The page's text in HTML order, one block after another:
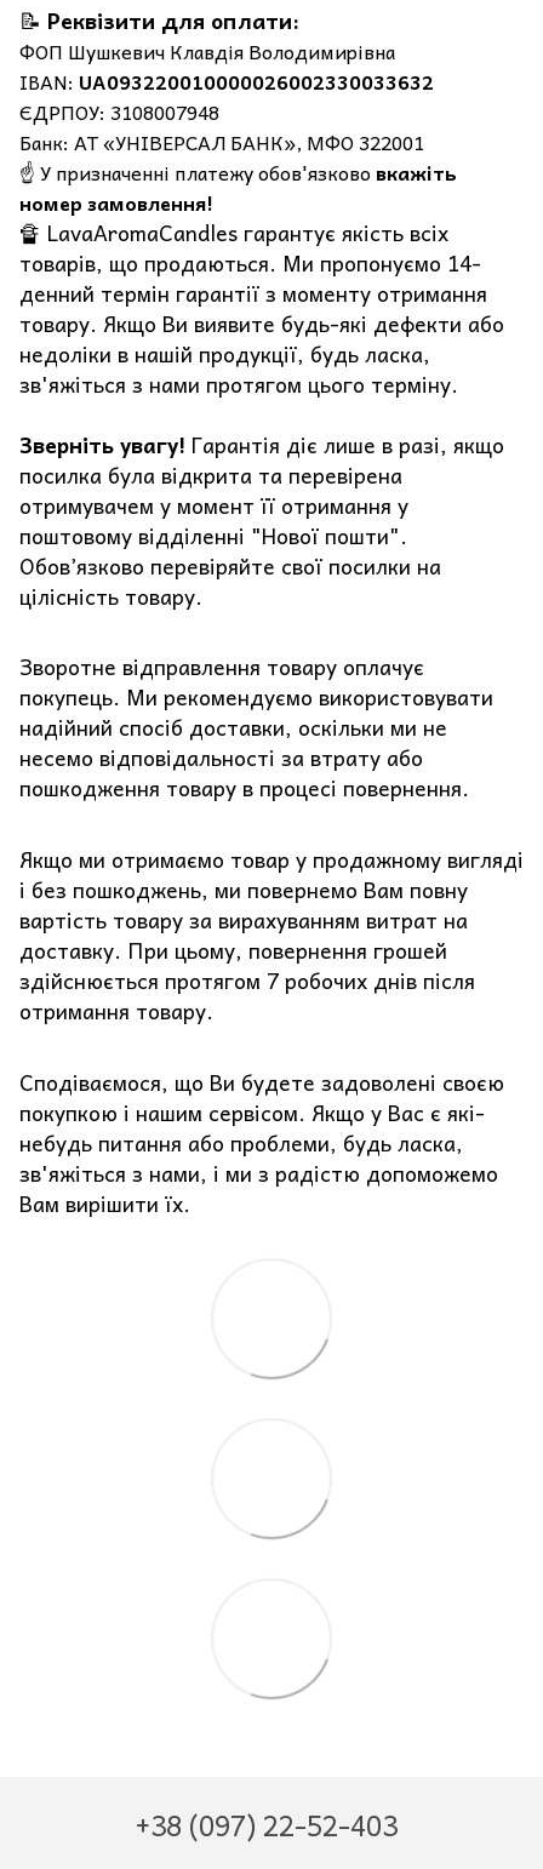
📝 Реквізити для оплати:
ФОП Шушкевич Клавдія Володимирівна
IBAN: UA093220010000026002330033632
ЄДРПОУ: 3108007948
Банк: АТ «УНІВЕРСАЛ БАНК», МФО 322001
☝️ У призначенні платежу обов'язково вкажіть
номер замовлення!
🔏 LavaAromaCandles гарантує якість всіх
товарів, що продаються. Ми пропонуємо 14-
денний термін гарантії з моменту отримання
товару. Якщо Ви виявите будь-які дефекти або
недоліки в нашій продукції, будь ласка,
зв'яжіться з нами протягом цього терміну.
Зверніть увагу! Гарантія діє лише в разі, якщо
посилка була відкрита та перевірена
отримувачем у момент її отримання у
поштовому відділенні "Нової пошти".
Обов’язково перевіряйте свої посилки на
цілісність товару.
Зворотне відправлення товару оплачує
покупець. Ми рекомендуємо використовувати
надійний спосіб доставки, оскільки ми не
несемо відповідальності за втрату або
пошкодження товару в процесі повернення.
Якщо ми отримаємо товар у продажному вигляді
і без пошкоджень, ми повернемо Вам повну
вартість товару за вирахуванням витрат на
доставку. При цьому, повернення грошей
здійснюється протягом 7 робочих днів після
отримання товару.
Сподіваємося, що Ви будете задоволені своєю
покупкою і нашим сервісом. Якщо у Вас є які-
небудь питання або проблеми, будь ласка,
зв'яжіться з нами, і ми з радістю допоможемо
Вам вирішити їх.
+38 (097) 22-52-403